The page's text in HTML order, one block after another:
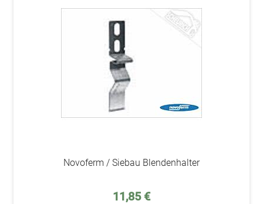
Novoferm / Siebau Blendenhalter
11,85 €